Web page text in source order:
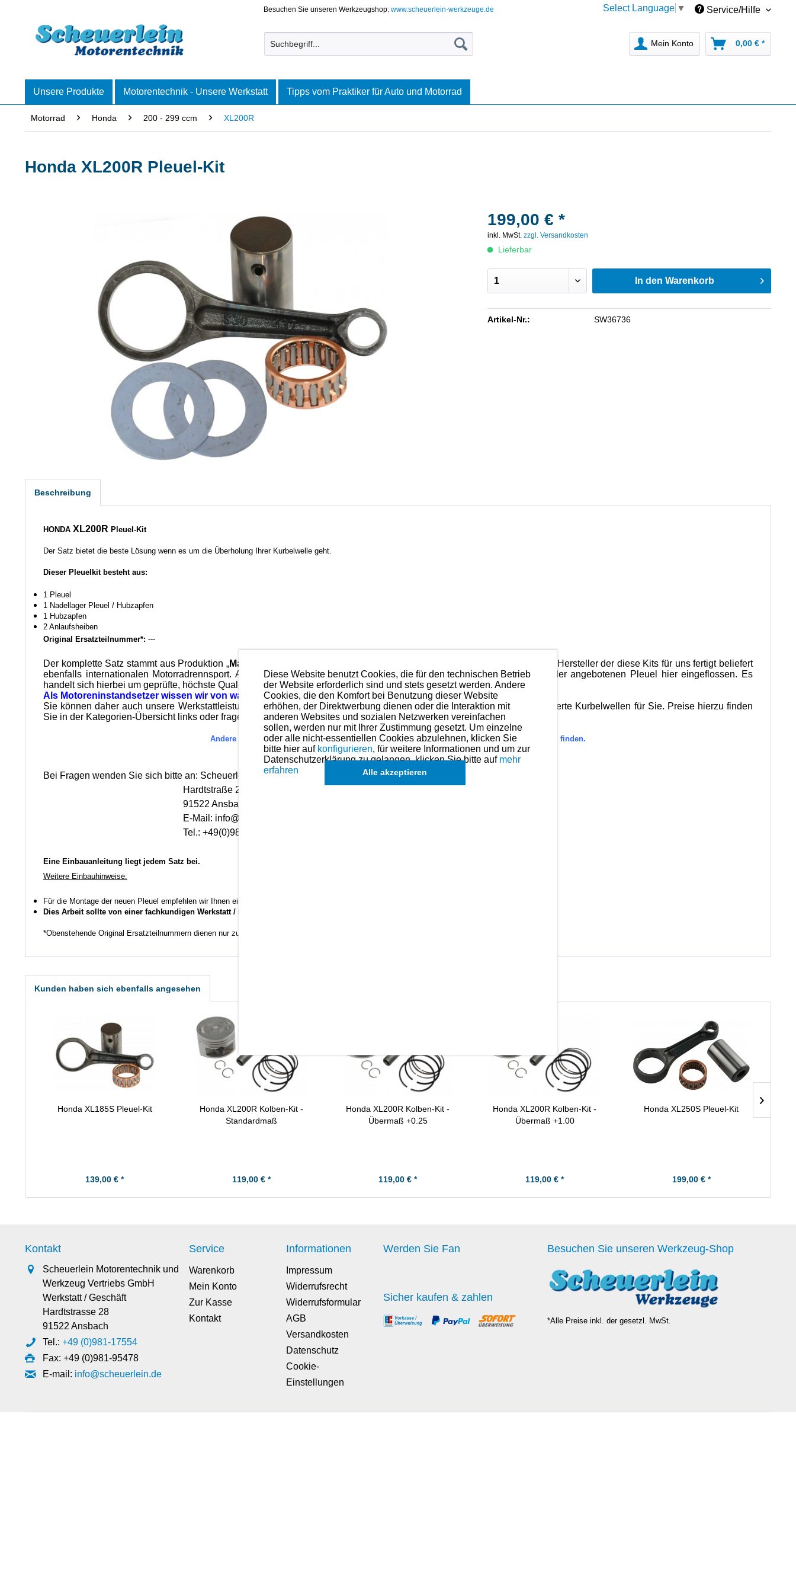
Besuchen Sie unseren Werkzeugshop:www.scheuerlein-werkzeuge.de Select Language ▼ Service/Hilfe
Mein Konto 0,00 € *
Unsere Produkte Motorentechnik - Unsere Werkstatt Tipps vom Praktiker für Auto und Motorrad
Motorrad Honda 200 - 299 ccm XL200R
Honda XL200R Pleuel-Kit
199,00 € *
inkl. MwSt.zzgl. Versandkosten
Lieferbar
In den Warenkorb
Artikel-Nr.: SW36736
Beschreibung
HONDA XL200R Pleuel-Kit
Der Satz bietet die beste Lösung wenn es um die Überholung Ihrer Kurbelwelle geht.
Dieser Pleuelkit besteht aus:
1 Pleuel
1 Nadellager Pleuel / Hubzapfen
1 Hubzapfen
2 Anlaufsheiben
Original Ersatzteilnummer*: ---
Der komplette Satz stammt aus Produktion „Made in Japan
“ und ist qualitativ in der obersten Kategorie anzusiedeln. Der Hersteller der diese Kits für uns fertigt beliefert
ebenfalls internationalen Motorradrennsport. Alle Erfahrungen des Rennsports sind in die Gestaltung und Produktion der angebotenen Pleuel hier eingeflossen. Es
handelt sich hierbei um geprüfte, höchste Qualität wie dies seit vielen Jahren Standard geworden ist.
Als Motoreninstandsetzer wissen wir von was wir sprechen.
Sie können daher auch unsere Werkstattleistungen in Anspruch nehmen. Wir überholen, trennen und pressen wälzgelagerte Kurbelwellen für Sie. Preise hierzu finden
Sie in der Kategorien-Übersicht links oder fragen Sie diese an.
Andere Ersatzteile für dieses Modell sind (falls vorhanden) in der übergeordneten Kategorie zu finden.
Es können in Ausnahmefällen auch einzelne Teile des Kitsangefragt werden.
Bei Fragen wenden Sie sich bitte an: Scheuerlein Motorentechnik
Hardtstraße 28
91522 Ansbach
E-Mail: info@scheuerlein.de
Tel.: +49(0)981-17554
Eine Einbauanleitung liegt jedem Satz bei.
Weitere Einbauhinweise:
Für die Montage der neuen Pleuel empfehlen wir Ihnen eine spezielle Presse und Zwischenscheiben zu verwenden.
Dies Arbeit sollte von einer fachkundigen Werkstatt / Person durchgeführt werden. Wir bieten dies auch für Sie an.
*Obenstehende Original Ersatzteilnummern dienen nur zu Vergleichszwecken.
Kunden haben sich ebenfalls angesehen
Honda XL185S Pleuel-Kit
139,00 € *
Honda XL200R Kolben-Kit -
Standardmaß
119,00 € *
Honda XL200R Kolben-Kit -
Übermaß +0.25
119,00 € *
Honda XL200R Kolben-Kit -
Übermaß +1.00
119,00 € *
Honda XL250S Pleuel-Kit
199,00 € *
Kontakt
Scheuerlein Motorentechnik und
Werkzeug Vertriebs GmbH
Werkstatt / Geschäft
Hardtstrasse 28
91522 Ansbach
Tel.: +49 (0)981-17554
Fax: +49 (0)981-95478
E-mail: info@scheuerlein.de
Service
Warenkorb
Mein Konto
Zur Kasse
Kontakt
Informationen
Impressum
Widerrufsrecht
Widerrufsformular
AGB
Versandkosten
Datenschutz
Cookie-
Einstellungen
Werden Sie Fan
Sicher kaufen & zahlen
Besuchen Sie unseren Werkzeug-Shop
*Alle Preise inkl. der gesetzl. MwSt.
Diese Website benutzt Cookies, die für den technischen Betrieb
der Website erforderlich sind und stets gesetzt werden. Andere
Cookies, die den Komfort bei Benutzung dieser Website
erhöhen, der Direktwerbung dienen oder die Interaktion mit
anderen Websites und sozialen Netzwerken vereinfachen
sollen, werden nur mit Ihrer Zustimmung gesetzt. Um einzelne
oder alle nicht-essentiellen Cookies abzulehnen, klicken Sie
bitte hier auf konfigurieren, für weitere Informationen und um zur
Datenschutzerklärung zu gelangen, klicken Sie bitte auf mehr
erfahren
Alle akzeptieren